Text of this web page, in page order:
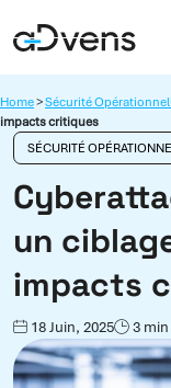
au
Home>Sécurité
impacts critiques
SÉCURITÉ
un
impacts
18 Juin, 2025 3